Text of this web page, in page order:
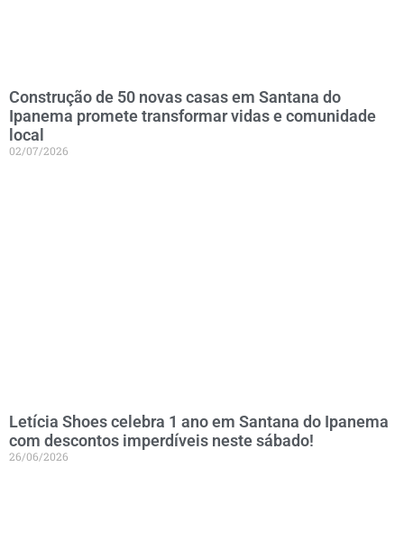
Construção de 50 novas casas em Santana do
Ipanema promete transformar vidas e comunidade
local
02/07/2026
Letícia Shoes celebra 1 ano em Santana do Ipanema
com descontos imperdíveis neste sábado!
26/06/2026